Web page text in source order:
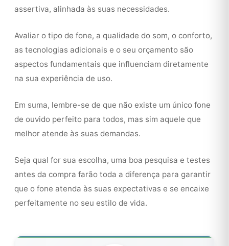
assertiva, alinhada às suas necessidades.
Avaliar o tipo de fone, a qualidade do som, o conforto,
as tecnologias adicionais e o seu orçamento são
aspectos fundamentais que influenciam diretamente
na sua experiência de uso.
Em suma, lembre-se de que não existe um único fone
de ouvido perfeito para todos, mas sim aquele que
melhor atende às suas demandas.
Seja qual for sua escolha, uma boa pesquisa e testes
antes da compra farão toda a diferença para garantir
que o fone atenda às suas expectativas e se encaixe
perfeitamente no seu estilo de vida.